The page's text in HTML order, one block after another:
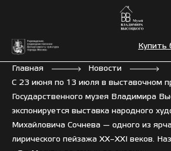
Купить
Главная
Новости
С 23 июня по 13 июля в выставочном
Государственного музея Владимира
экспонируется выставка народного
Михайловича Сочнева — одного из
лирического пейзажа XX–XXI веков.